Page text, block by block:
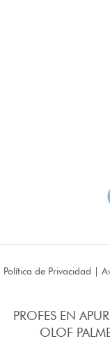
Política de Privacidad |
PROFES EN
OLOF